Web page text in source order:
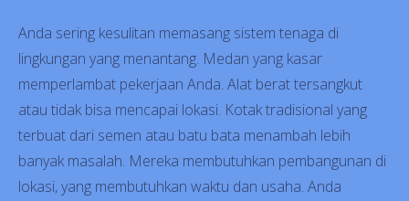
Anda sering kesulitan memasang sistem tenaga di
lingkungan yang menantang. Medan yang kasar
memperlambat pekerjaan Anda. Alat berat tersangkut
atau tidak bisa mencapai lokasi. Kotak tradisional yang
terbuat dari semen atau batu bata menambah lebih
banyak masalah. Mereka membutuhkan pembangunan di
lokasi, yang membutuhkan waktu dan usaha. Anda